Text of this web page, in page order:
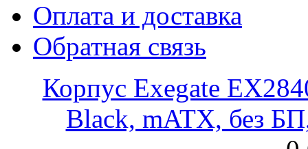
Оплата и доставка
Обратная связь
Корпус Exegate
Black, mATX, без